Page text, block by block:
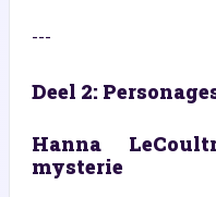
---
Deel 2:
Hanna
mysterie